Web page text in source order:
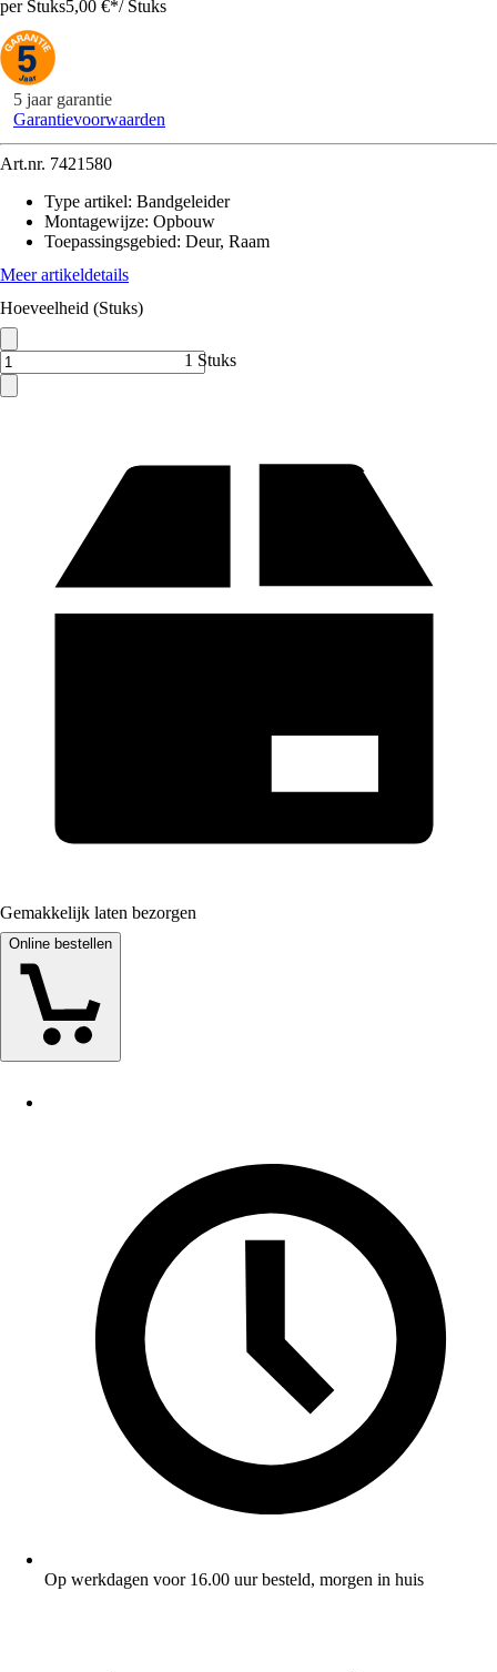
per Stuks5,00 €*/ Stuks
5 jaar garantie
Garantievoorwaarden
Art.nr. 7421580
Type artikel: Bandgeleider
Montagewijze: Opbouw
Toepassingsgebied: Deur, Raam
Meer artikeldetails
Hoeveelheid (Stuks)
1 Stuks
Gemakkelijk laten bezorgen
Online bestellen
Op werkdagen voor 16.00 uur besteld, morgen in huis